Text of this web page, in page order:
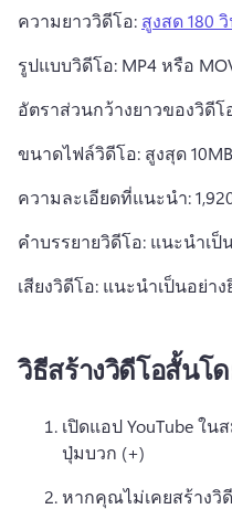
ความยาววิดีโอ: สูงสด 180
รูปแบบวิดีโอ: MP4 หรือ
อัตราส่วนกว้างยาวของวิดีโ
ขนาดไฟล์วิดีโอ: สูงสุด 10MB
ความละเอียดที่แนะนำ:
คำบรรยายวิดีโอ: แนะนำเป็
เสียงวิดีโอ: แนะนําเป็นอย่าง
วิธีสร้างวิดีโอสั้นโ
เปิดแอป YouTube ใ
ปุ่มบวก (+)
หากคุณไม่เคยสร้าง